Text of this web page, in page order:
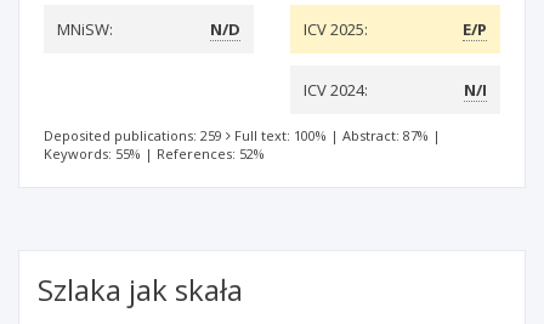
MNiSW:
N/D ICV 2025: E/P
ICV 2024: N/I
Deposited publications: 259 Full text: 100% | Abstract: 87% |
Keywords: 55% | References: 52%
Szlaka jak skała